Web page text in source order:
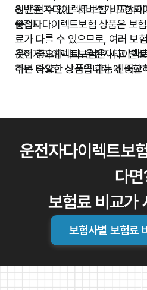
원받을 수 있는 서비스가 포함되
좋습니다.
8. 운전자다이렉트보험 비교사
운전자다이렉트보험 상품은 보
료가 다를 수 있으므로, 여러 보
것이 중요합니다. 운전자다이렉
하면 다양한 상품을 한눈에 비
운전자다이렉트보험은 사고 발
주는 중요한 상품입니다. 신중한
운전자다이렉트보
다
보험료 비교가
보험사별 보험료